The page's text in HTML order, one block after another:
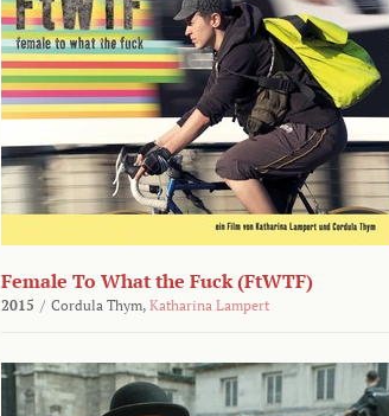
Female To What the Fuck (FtWTF)
2015 / Cordula Thym, Katharina Lampert